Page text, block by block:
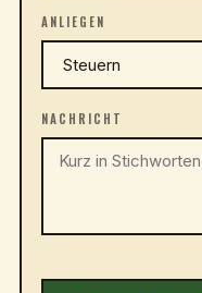
ANLIEGEN
NACHRICHT